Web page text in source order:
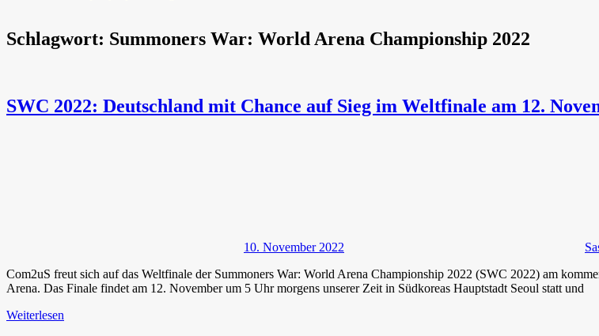
Schlagwort: Summoners War: World Arena Championship 2022
SWC 2022: Deutschland mit Chance auf Sieg im Weltfinale am 12.
10. November 2022
Com2uS freut sich auf das Weltfinale der Summoners War: World Arena Championship 2022 (SWC 2022) am
Arena. Das Finale findet am 12. November um 5 Uhr morgens unserer Zeit in Südkoreas Hauptstadt Seoul statt und
Weiterlesen